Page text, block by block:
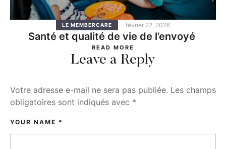
LE MEMBERCARE février 22, 2026
Santé et qualité de vie de l’envoyé
READ MORE
Leave a Reply
Votre adresse e-mail ne sera pas publiée. Les champs
obligatoires sont indiqués avec *
YOUR NAME *